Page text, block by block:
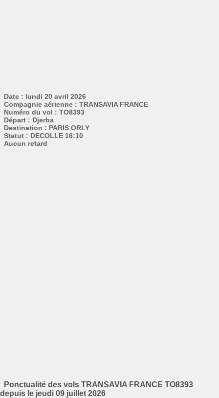
Date : lundi 20 avril 2026
Compagnie aérienne : TRANSAVIA FRANCE
Numéro du vol : TO8393
Départ : Djerba
Destination : PARIS ORLY
Statut : DECOLLE 16:10
Aucun retard
Ponctualité des vols TRANSAVIA FRANCE TO8393
depuis le jeudi 09 juillet 2026